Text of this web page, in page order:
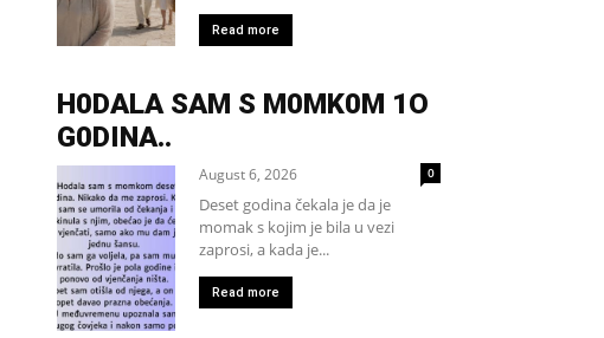
Read more
H0DALA SAM S M0MK0M 1O
G0DINA..
August 6, 2026 0
Deset godina čekala je da je
momak s kojim je bila u vezi
zaprosi, a kada je...
Read more